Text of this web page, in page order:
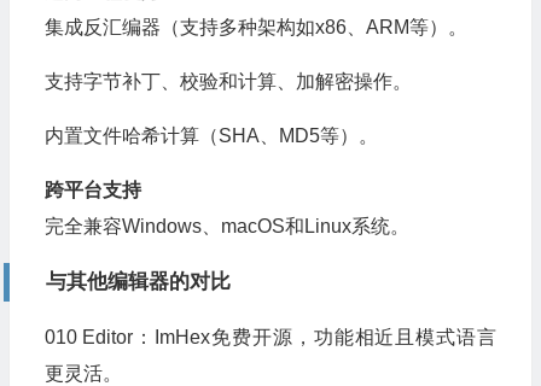
集成反汇编器（支持多种架构如x86、ARM等）。
支持字节补丁、校验和计算、加解密操作。
内置文件哈希计算（SHA、MD5等）。
跨平台支持
完全兼容Windows、macOS和Linux系统。
与其他编辑器的对比
010 Editor：ImHex免费开源，功能相近且模式语言
更灵活。